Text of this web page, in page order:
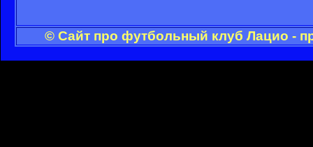
© Сайт про футбольный клуб Лацио -